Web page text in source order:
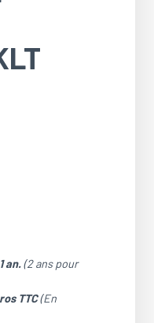
an.(2 ans pour
TTC(En